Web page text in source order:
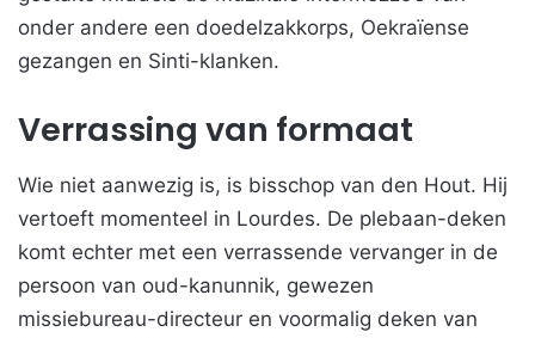
onder andere een doedelzakkorps, Oekraïense
gezangen en Sinti-klanken.
Verrassing van formaat
Wie niet aanwezig is, is bisschop van den Hout. Hij
vertoeft momenteel in Lourdes. De plebaan-deken
komt echter met een verrassende vervanger in de
persoon van oud-kanunnik, gewezen
missiebureau-directeur en voormalig deken van